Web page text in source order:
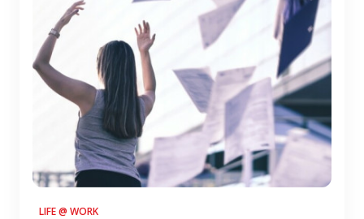
LIFE @ WORK